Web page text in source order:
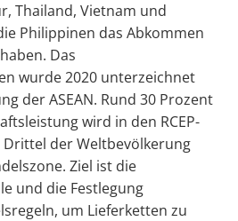
Thailand, Vietnam und
Philippinen das Abkommen
Das
wurde 2020 unterzeichnet
der ASEAN. Rund 30 Prozent
wird in den RCEP-
Drittel der Weltbevölkerung
Ziel ist die
und die Festlegung
um Lieferketten zu